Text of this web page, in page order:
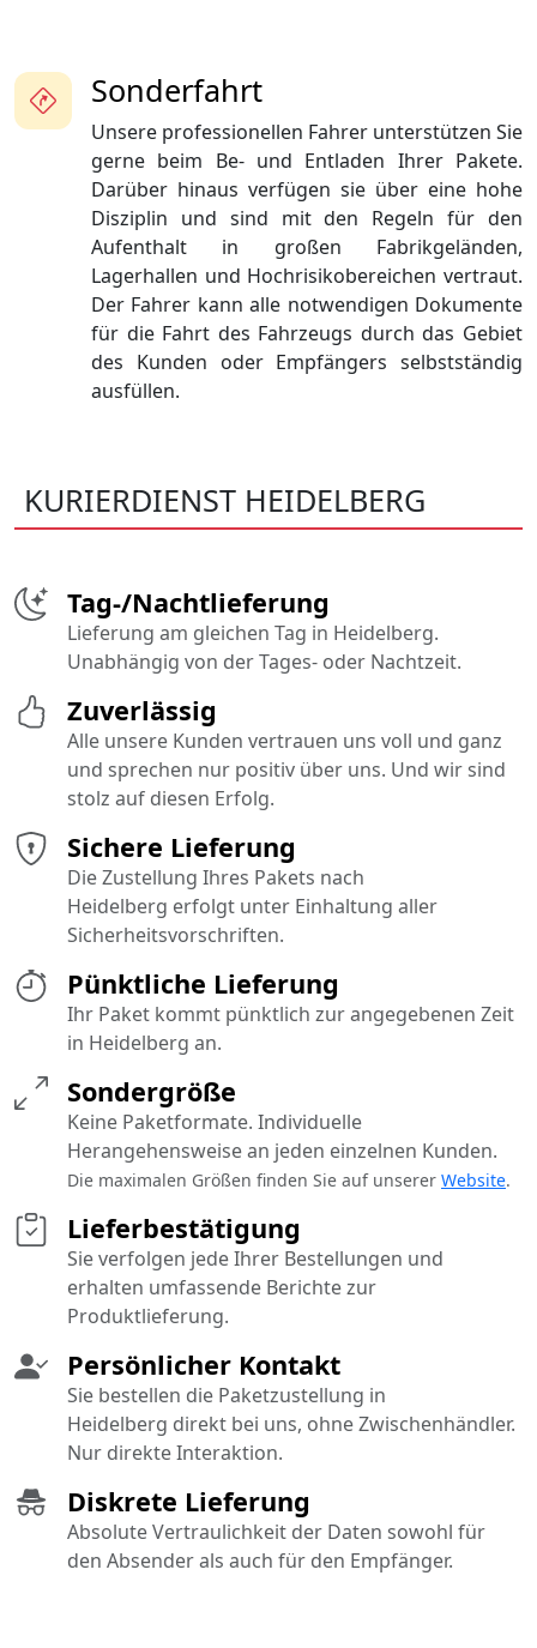
Sonderfahrt
Unsere professionellen Fahrer unterstützen Sie
gerne beim Be- und Entladen Ihrer Pakete.
Darüber hinaus verfügen sie über eine hohe
Disziplin und sind mit den Regeln für den
Aufenthalt in großen Fabrikgeländen,
Lagerhallen und Hochrisikobereichen vertraut.
Der Fahrer kann alle notwendigen Dokumente
für die Fahrt des Fahrzeugs durch das Gebiet
des Kunden oder Empfängers selbstständig
ausfüllen.
KURIERDIENST HEIDELBERG
Pünktliche Lieferung
Ihr Paket kommt pünktlich zur angegebenen Zeit
in Heidelberg an.
Sichere Lieferung
Die Zustellung Ihres Pakets nach
Heidelberg erfolgt unter Einhaltung aller
Sicherheitsvorschriften.
Diskrete Lieferung
Absolute Vertraulichkeit der Daten sowohl für
den Absender als auch für den Empfänger.
Tag-/Nachtlieferung
Lieferung am gleichen Tag in Heidelberg.
Unabhängig von der Tages- oder Nachtzeit.
Persönlicher Kontakt
Sie bestellen die Paketzustellung in
Heidelberg direkt bei uns, ohne Zwischenhändler.
Nur direkte Interaktion.
Sondergröße
Keine Paketformate. Individuelle
Herangehensweise an jeden einzelnen Kunden.
Die maximalen Größen finden Sie auf unserer Website.
Lieferbestätigung
Sie verfolgen jede Ihrer Bestellungen und
erhalten umfassende Berichte zur
Produktlieferung.
Zuverlässig
Alle unsere Kunden vertrauen uns voll und ganz
und sprechen nur positiv über uns. Und wir sind
stolz auf diesen Erfolg.